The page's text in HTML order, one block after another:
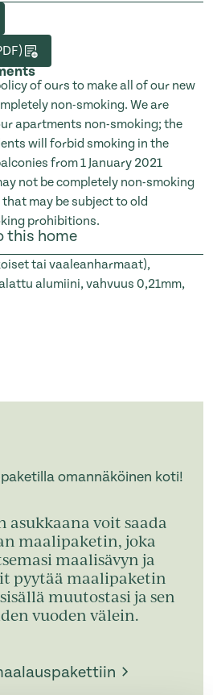
of ours to make all of our new
non-smoking. We are
apartments non-smoking; the
will forbid smoking in the
from 1 January 2021
not be completely non-smoking
may be subject to old
prohibitions.
this home
tai vaaleanharmaat),
alumiini, vahvuus 0,21mm,
omannäköinen koti!
asukkaana voit saada
maalipaketin, joka
maalisävyn ja
pyytää maalipaketin
muutostasi ja sen
vuoden välein.